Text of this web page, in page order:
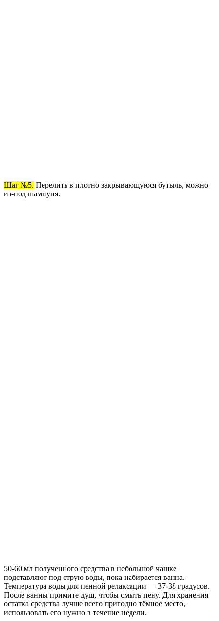
Шаг №5. Перелить в плотно закрывающуюся бутыль, можно
из-под шампуня.
50-60 мл полученного средства в небольшой чашке
подставляют под струю воды, пока набирается ванна.
Температура воды для пенной релаксации — 37-38 градусов.
После ванны примите душ, чтобы смыть пену. Для хранения
остатка средства лучше всего пригодно тёмное место,
использовать его нужно в течение недели.